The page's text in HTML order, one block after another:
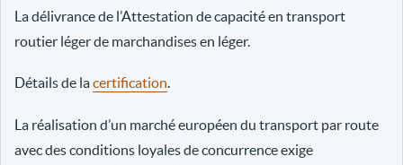
La délivrance de l’Attestation de capacité en transport
routier léger de marchandises en léger.
Détails de lacertification.
La réalisation d’un marché européen du transport par route
avec des conditions loyales de concurrence exige